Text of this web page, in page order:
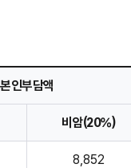
본인부담액
비암(20%)
8,852